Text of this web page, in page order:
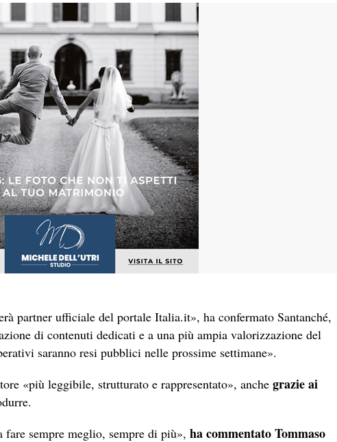
partner ufficiale del portale Italia.it», ha confermato Santanché,
di contenuti dedicati e a una più ampia valorizzazione del
saranno resi pubblici nelle prossime settimane».
«più leggibile, strutturato e rappresentato», anche grazie ai
fare sempre meglio, sempre di più», ha commentato Tommaso